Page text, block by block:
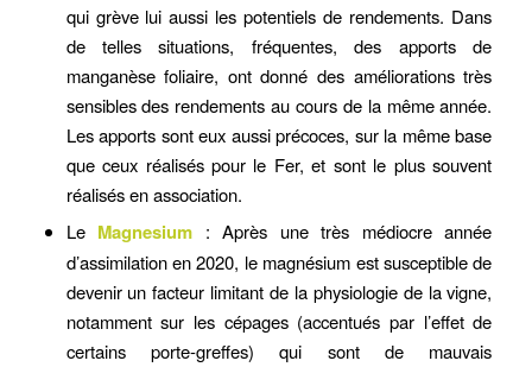
qui grève lui aussi les potentiels de rendements. Dans
de telles situations, fréquentes, des apports de
manganèse foliaire, ont donné des améliorations très
sensibles des rendements au cours de la même année.
Les apports sont eux aussi précoces, sur la même base
que ceux réalisés pour le Fer, et sont le plus souvent
réalisés en association.
Le Magnesium : Après une très médiocre année
d’assimilation en 2020, le magnésium est susceptible de
devenir un facteur limitant de la physiologie de la vigne,
notamment sur les cépages (accentués par l’effet de
certains porte-greffes) qui sont de mauvais